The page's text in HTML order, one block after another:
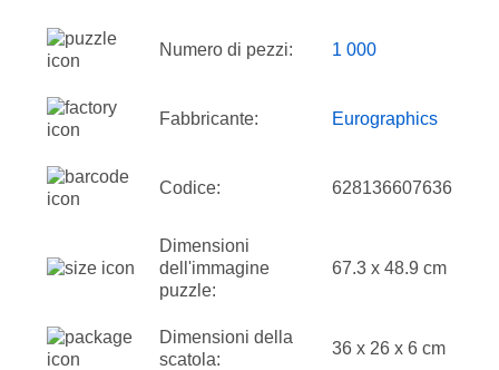
Numero di pezzi: 1 000
Fabbricante: Eurographics
Codice: 628136607636
Dimensioni
dell'immagine
puzzle:
67.3 x 48.9 cm
Dimensioni della
scatola:
36 x 26 x 6 cm